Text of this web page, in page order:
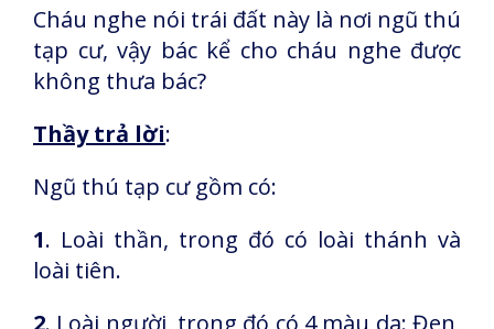
Cháu nghe nói trái đất này là nơi ngũ thú
tạp cư, vậy bác kể cho cháu nghe được
không thưa bác?
Thầy trả lời:
Ngũ thú tạp cư gồm có:
1. Loài thần, trong đó có loài thánh và
loài tiên.
2. Loài người, trong đó có 4 màu da: Đen,